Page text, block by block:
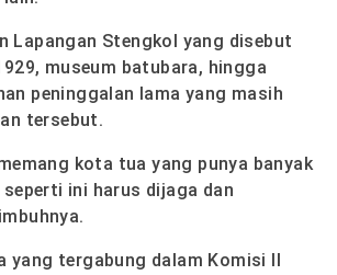
Lapangan Stengkol yang disebut
museum batubara, hingga
peninggalan lama yang masih
tersebut.
kota tua yang punya banyak
ini harus dijaga dan
yang tergabung dalam Komisi II